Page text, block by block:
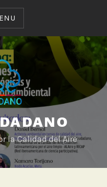
la Calidad del Aire